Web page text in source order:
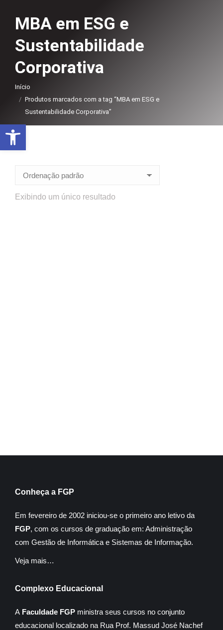
MBA em ESG e
Sustentabilidade
Corporativa
Você está aqui:
Início
Produtos marcados com a tag “MBA em ESG e
Sustentabilidade Corporativa”
Exibindo um único resultado
Conheça a FGP
Em fevereiro de 2002 iniciou-se o primeiro ano letivo da
FGP, com os cursos de graduação em: Administração
com Gestão de Informática e Sistemas de Informação.
Veja mais…
Complexo Educacional
A Faculdade FGP ministra seus cursos no conjunto
educacional localizado na Rua Prof. Massud José Nachef
Abrir a barra de ferramentas